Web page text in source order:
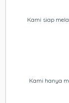
Kami siap
Kami hanya